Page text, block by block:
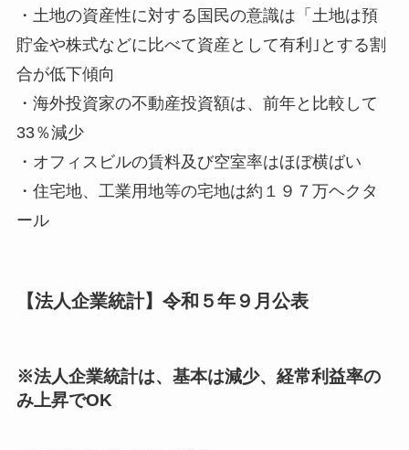
・土地の資産性に対する国民の意識は「土地は預
貯金や株式などに比べて資産として有利｣とする割
合が低下傾向
・海外投資家の不動産投資額は、前年と比較して
33％減少
・オフィスビルの賃料及び空室率はほぼ横ばい
・住宅地、工業用地等の宅地は約１９７万ヘクタ
ール
【法人企業統計】令和５年９月公表
※法人企業統計は、 基本は減少、 経常利益率の
み上昇でOK